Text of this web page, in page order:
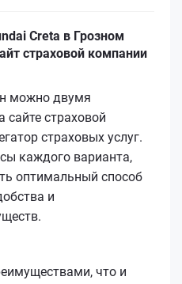
Creta в Грозном
страховой компании
можно двумя
страховой
страховых услуг.
каждого варианта,
оптимальный способ
и
что и